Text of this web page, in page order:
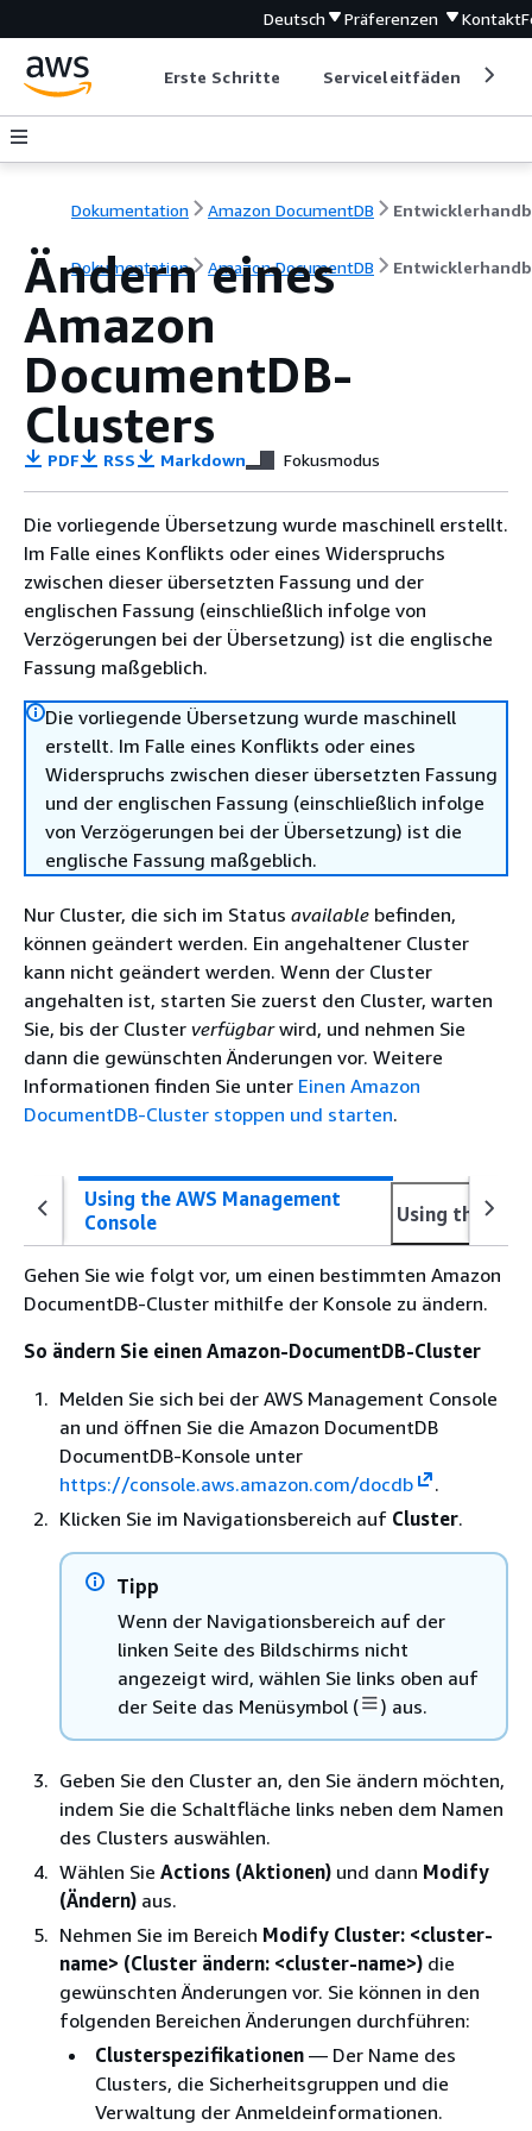
Deutsch Präferenzen Kontakt
Erste Schritte Serviceleitfäden
Dokumentation Amazon DocumentDB
Dokumentation Amazon DocumentDB
Ändern eines
Amazon
DocumentDB-
Clusters
PDF RSS Markdown Fokusmodus
Die vorliegende Übersetzung wurde maschinell erstellt.
Im Falle eines Konflikts oder eines Widerspruchs
zwischen dieser übersetzten Fassung und der
englischen Fassung (einschließlich infolge von
Verzögerungen bei der Übersetzung) ist die englische
Fassung maßgeblich.
Die vorliegende Übersetzung wurde maschinell
erstellt. Im Falle eines Konflikts oder eines
Widerspruchs zwischen dieser übersetzten Fassung
und der englischen Fassung (einschließlich infolge
von Verzögerungen bei der Übersetzung) ist die
englische Fassung maßgeblich.
Nur Cluster, die sich im Status available befinden,
können geändert werden. Ein angehaltener Cluster
kann nicht geändert werden. Wenn der Cluster
angehalten ist, starten Sie zuerst den Cluster, warten
Sie, bis der Cluster verfügbarwird, und nehmen Sie
dann die gewünschten Änderungen vor. Weitere
Informationen finden Sie unter Einen Amazon
DocumentDB-Cluster stoppen und starten.
Using the AWS Management
Console
Using the
Gehen Sie wie folgt vor, um einen bestimmten Amazon
DocumentDB-Cluster mithilfe der Konsole zu ändern.
So ändern Sie einen Amazon-DocumentDB-Cluster
Melden Sie sich bei der AWS Management Console
an und öffnen Sie die Amazon DocumentDB
DocumentDB-Konsole unter
https://console.aws.amazon.com/docdb
.
Klicken Sie im Navigationsbereich auf Cluster.
Tipp
Wenn der Navigationsbereich auf der
linken Seite des Bildschirms nicht
angezeigt wird, wählen Sie links oben auf
der Seite das Menüsymbol (
) aus.
Geben Sie den Cluster an, den Sie ändern möchten,
indem Sie die Schaltfläche links neben dem Namen
des Clusters auswählen.
Wählen Sie Actions (Aktionen) und dann Modify
(Ändern) aus.
Nehmen Sie im Bereich Modify Cluster: <cluster-
name> (Cluster ändern: <cluster-name>) die
gewünschten Änderungen vor. Sie können in den
folgenden Bereichen Änderungen durchführen:
Clusterspezifikationen — Der Name des
Clusters, die Sicherheitsgruppen und die
Verwaltung der Anmeldeinformationen.